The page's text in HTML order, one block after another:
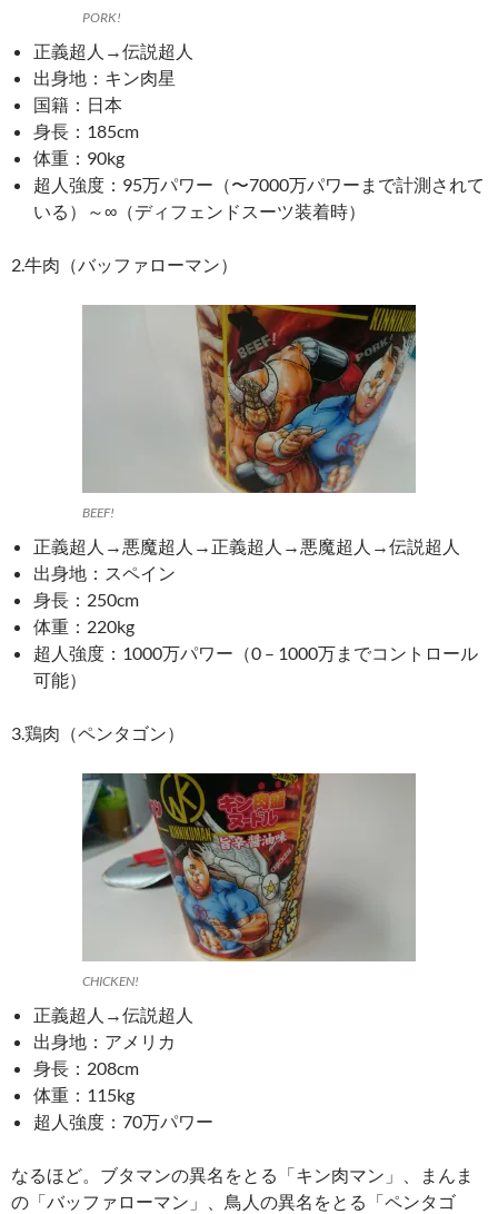
PORK!
正義超人→伝説超人
出身地：キン肉星
国籍：日本
身長：185cm
体重：90kg
超人強度：95万パワー（〜7000万パワーまで計測されて
いる）～∞（ディフェンドスーツ装着時）
2.牛肉（バッファローマン）
BEEF!
正義超人→悪魔超人→正義超人→悪魔超人→伝説超人
出身地：スペイン
身長：250cm
体重：220kg
超人強度：1000万パワー （0 – 1000万までコントロール
可能）
3.鶏肉（ペンタゴン）
CHICKEN!
正義超人→伝説超人
出身地：アメリカ
身長：208cm
体重：115kg
超人強度：70万パワー
なるほど。ブタマンの異名をとる「キン肉マン」、まんま
の「バッファローマン」、鳥人の異名をとる「ペンタゴ